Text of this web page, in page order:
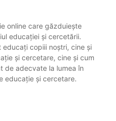
online care găzduiește
educației și cercetării.
educați copiii noștri, cine și
și cercetare, cine și cum
de adecvate la lumea în
educație și cercetare.